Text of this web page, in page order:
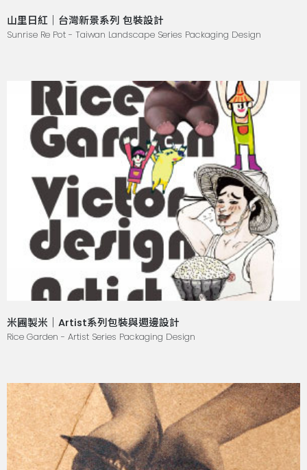
山里日紅｜台灣新景系列 包裝設計
Sunrise Re Pot - Taiwan Landscape Series Packaging Design
米圃製米｜Artist系列包裝與週邊設計
Rice Garden - Artist Series Packaging Design